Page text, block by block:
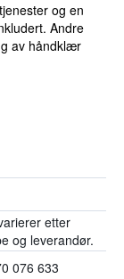
og en
Andre
av håndklær
etter
og leverandør.
076 633